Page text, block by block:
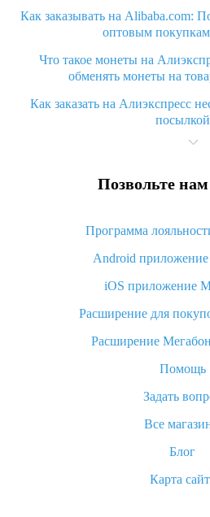
Как заказывать на Alibaba.com:
оптовым
Что такое монеты на
обменять монеты на
Как заказать на Алиэкспресс
посылкой
Что значит статус «Заказ
Что делать, если Алиэкспресс
Как узнать, куда пришла
Вы отменили заказ на
Что такое баллы на
«AliExpress Standard Shipping»:
как его
Как покупать оптом
Что делать, если не пришел
возврата
Позвольте
Программа
Android
iOS приложение
Расширение для
Расширение
Помощь
Задать
Все
Блог
Карта